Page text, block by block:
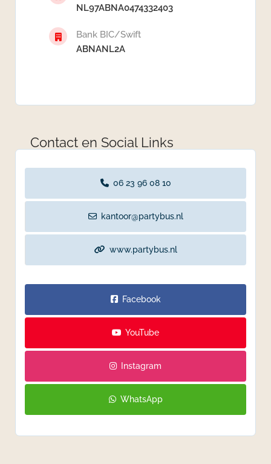
NL97ABNA0474332403
Bank BIC/Swift
ABNANL2A
Contact en Social Links
06 23 96 08 10
kantoor@partybus.nl
www.partybus.nl
Facebook
YouTube
Instagram
WhatsApp